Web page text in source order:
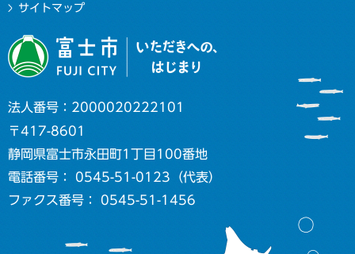
サイトマップ
法人番号：2000020222101
〒417-8601
静岡県富士市永田町1丁目100番地
電話番号： 0545-51-0123（代表）
ファクス番号： 0545-51-1456